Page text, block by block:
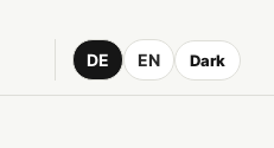
DE EN Dark